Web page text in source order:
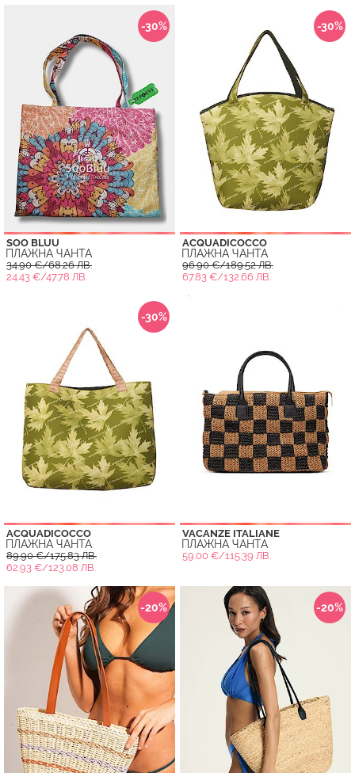
-30%
SOO BLUU
ПЛАЖНА ЧАНТА
34.90 €/68.26 ЛВ.
24.43 €/47.78 ЛВ.
-30%
ACQUADICOCCO
ПЛАЖНА ЧАНТА
96.90 €/189.52 ЛВ.
67.83 €/132.66 ЛВ.
-30%
ACQUADICOCCO
ПЛАЖНА ЧАНТА
89.90 €/175.83 ЛВ.
62.93 €/123.08 ЛВ.
VACANZE ITALIANE
ПЛАЖНА ЧАНТА
59.00 €/115.39 ЛВ.
-20% -20%